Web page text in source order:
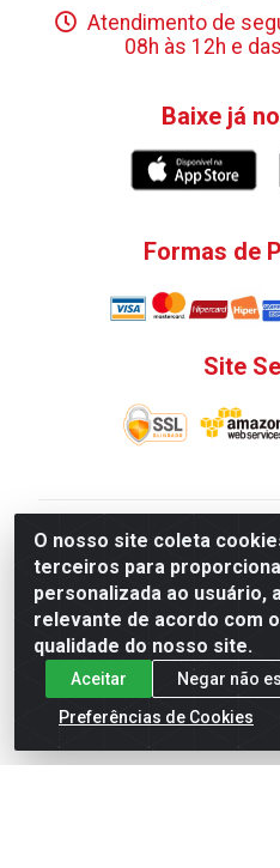
O nosso site coleta
terceiros para
personalizada ao usuário,
relevante de acordo com
qualidade do nosso site.
Aceitar
Negar não
Preferências de Cookies
Atendimento de
08h às 12h e
Baixe já
Formas de
Site
V. C. Ferragens LTDA - Rua
Bandeira, Rio de Janeiro/ RJ
Todas as regras de
prazos de pagamento e
válidos apenas para
estoque sujeito a